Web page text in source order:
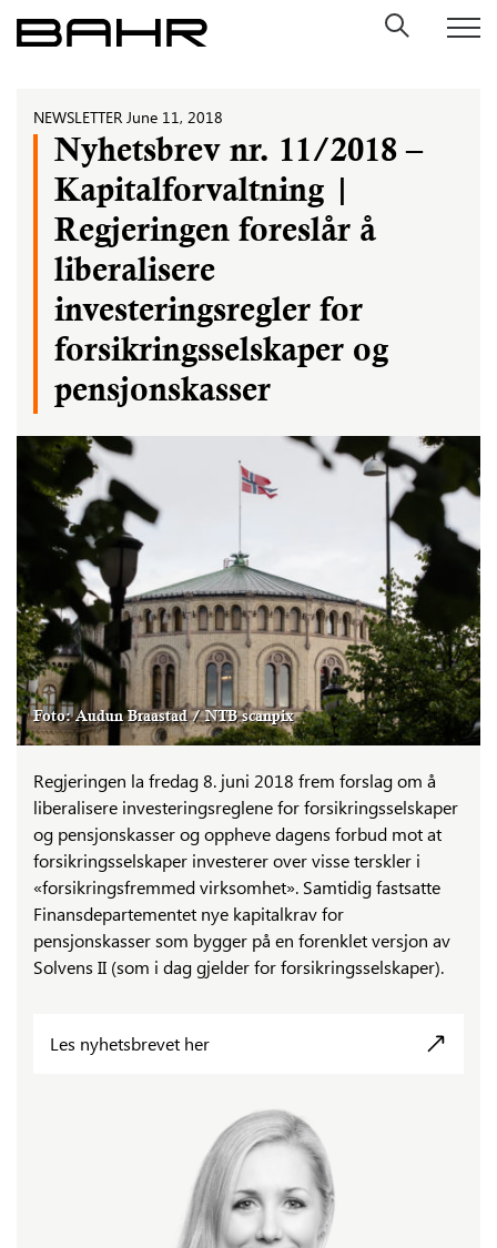
Skip
to
NEWSLETTER June 11, 2018
Nyhetsbrev nr. 11/2018 –
Kapitalforvaltning |
Regjeringen foreslår å
liberalisere
investeringsregler for
forsikringsselskaper og
pensjonskasser
Foto: Audun Braastad / NTB scanpix
Regjeringen la fredag 8. juni 2018 frem forslag om å
liberalisere investeringsreglene for forsikringsselskaper
og pensjonskasser og oppheve dagens forbud mot at
forsikringsselskaper investerer over visse terskler i
«forsikringsfremmed virksomhet». Samtidig fastsatte
Finansdepartementet nye kapitalkrav for
pensjonskasser som bygger på en forenklet versjon av
Solvens II (som i dag gjelder for forsikringsselskaper).
Les nyhetsbrevet her